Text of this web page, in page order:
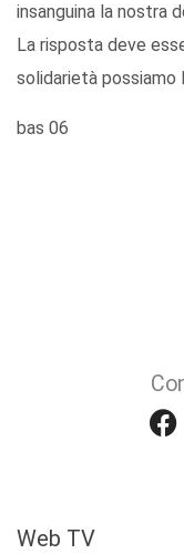
insanguina la nostra
La risposta deve
solidarietà possiamo
bas 06
Web TV